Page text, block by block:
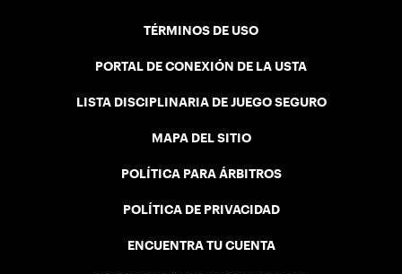
TÉRMINOS DE USO
PORTAL DE CONEXIÓN DE LA USTA
LISTA DISCIPLINARIA DE JUEGO SEGURO
MAPA DEL SITIO
POLÍTICA PARA ÁRBITROS
POLÍTICA DE PRIVACIDAD
ENCUENTRA TU CUENTA